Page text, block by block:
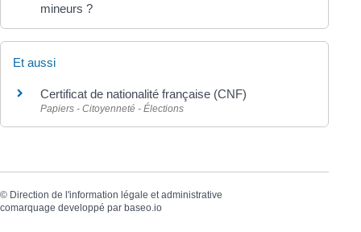
mineurs ?
Et aussi
Certificat de nationalité française (CNF)
Papiers - Citoyenneté - Élections
© Direction de l'information légale et administrative
comarquage developpé par baseo.io